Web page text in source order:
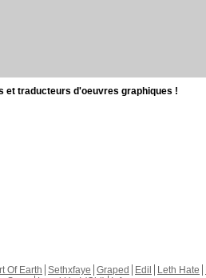
et traducteurs d'oeuvres graphiques !
Of Earth Sethxfaye Graped Edil Leth Hate